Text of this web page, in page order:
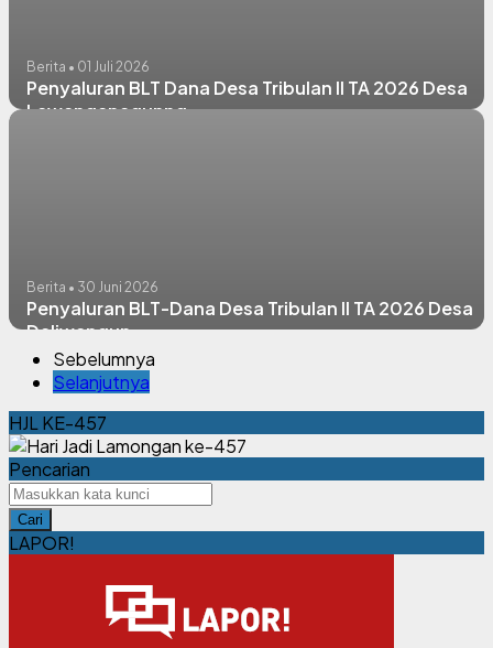
Berita • 01 Juli 2026
Penyaluran BLT Dana Desa Tribulan II TA 2026 Desa
Lawanganagunng
Berita • 30 Juni 2026
Penyaluran BLT-Dana Desa Tribulan II TA 2026 Desa
Daliwangun
Sebelumnya
Selanjutnya
HJL KE-457
Pencarian
Cari
LAPOR!